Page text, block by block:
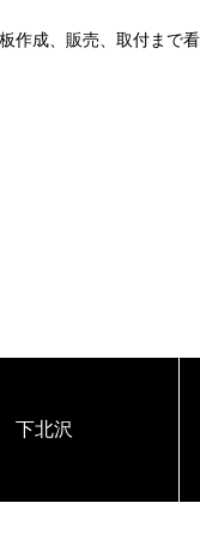
作成、販売、取付まで
下北沢